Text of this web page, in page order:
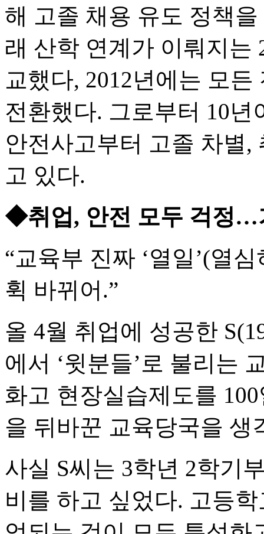
해 고졸 채용 유도 정책
래 산학 연계가 이뤄지는
교했다, 2012년에는 모
전환했다. 그로부터 10
안전사고부터 고졸 차별
고 있다.
◆취업, 안전 모두 걱정…
“교육부 진짜 ‘열일’(열
휙 바뀌어.”
올 4월 취업에 성공한
에서 ‘윗분들’로 불리는
화고 현장실습제도를
을 뒤바꾼 교육당국을 생
사실 S씨는 3학년 2학기
비를 하고 싶었다. 고등